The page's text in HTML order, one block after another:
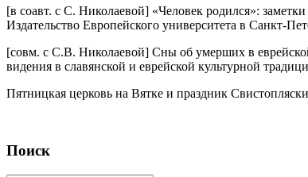
[в соавт. с С. Николаевой] «Человек родился»:
Издательство Европейского университета в Санкт-
[совм. с С.В. Николаевой] Сны об умерших в
видения в славянской и еврейской культурной
Пятницкая церковь на Вятке и праздник
Поиск